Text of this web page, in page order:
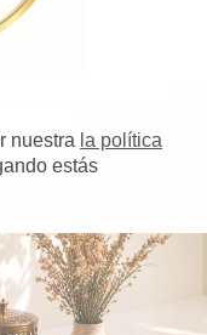
nuestra la política
estás